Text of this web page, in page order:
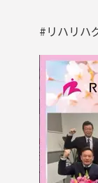
#リハリハ